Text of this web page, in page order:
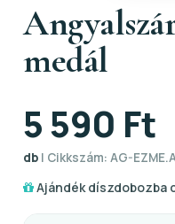
medál
5 590 Ft
db | Cikkszám: AG-
Ajándék díszdobozba